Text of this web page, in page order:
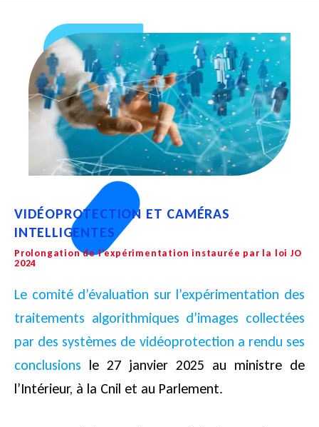
VIDÉOPROTECTION ET CAMÉRAS
INTELLIGENTES
Prolongation de l’expérimentation instaurée par la loi JO
2024
Le comité d’évaluation sur l’expérimentation des
traitements algorithmiques d’images collectées
par des systèmes de vidéoprotection a rendu ses
conclusions le 27 janvier 2025 au ministre de
l’Intérieur, à la Cnil et au Parlement.